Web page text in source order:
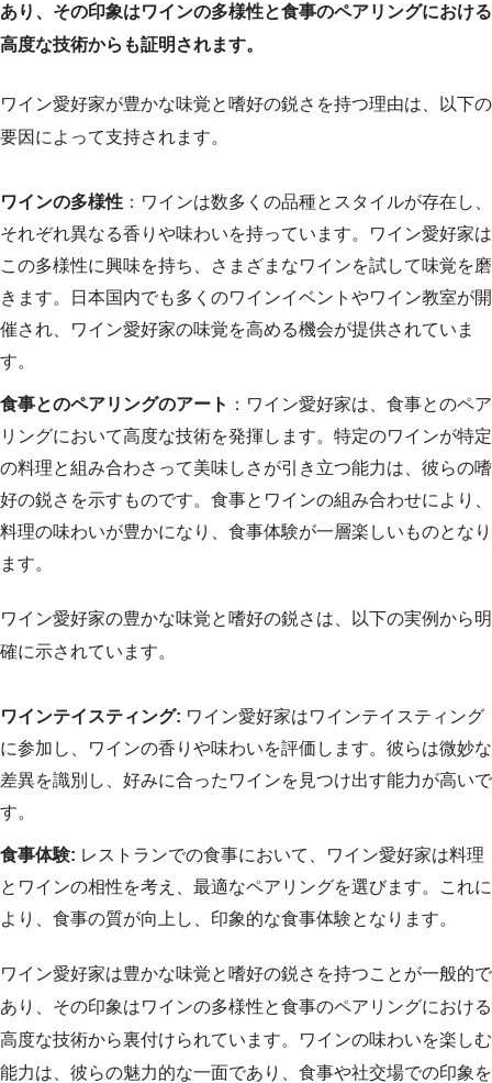
あり、その印象はワインの多様性と食事のペアリングにおける
高度な技術からも証明されます。
ワイン愛好家が豊かな味覚と嗜好の鋭さを持つ理由は、以下の
要因によって支持されます。
ワインの多様性 ：ワインは数多くの品種とスタイルが存在し、
それぞれ異なる香りや味わいを持っています。ワイン愛好家は
この多様性に興味を持ち、さまざまなワインを試して味覚を磨
きます。日本国内でも多くのワインイベントやワイン教室が開
催され、ワイン愛好家の味覚を高める機会が提供されていま
す。
食事とのペアリングのアート ：ワイン愛好家は、食事とのペア
リングにおいて高度な技術を発揮します。特定のワインが特定
の料理と組み合わさって美味しさが引き立つ能力は、彼らの嗜
好の鋭さを示すものです。食事とワインの組み合わせにより、
料理の味わいが豊かになり、食事体験が一層楽しいものとなり
ます。
ワイン愛好家の豊かな味覚と嗜好の鋭さは、以下の実例から明
確に示されています。
ワインテイスティング: ワイン愛好家はワインテイスティング
に参加し、ワインの香りや味わいを評価します。彼らは微妙な
差異を識別し、好みに合ったワインを見つけ出す能力が高いで
す。
食事体験: レストランでの食事において、ワイン愛好家は料理
とワインの相性を考え、最適なペアリングを選びます。これに
より、食事の質が向上し、印象的な食事体験となります。
ワイン愛好家は豊かな味覚と嗜好の鋭さを持つことが一般的で
あり、その印象はワインの多様性と食事のペアリングにおける
高度な技術から裏付けられています。ワインの味わいを楽しむ
能力は、彼らの魅力的な一面であり、食事や社交場での印象を